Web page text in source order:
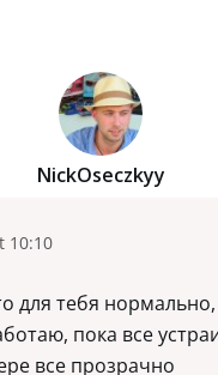
NickOseczkyy
10:10
для тебя
пока все
все прозрачно